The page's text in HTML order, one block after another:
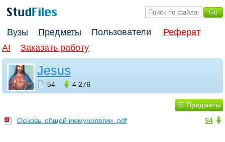
Вузы Предметы Пользователи
Реферат
AI
Заказать работу
Jesus
54 4 276
☰ Предметы
94
Основы общей иммунологии .pdf